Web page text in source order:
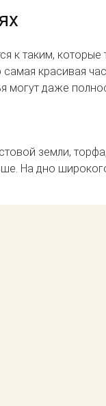
к таким,
красивая
могут даже
земли,
На дно